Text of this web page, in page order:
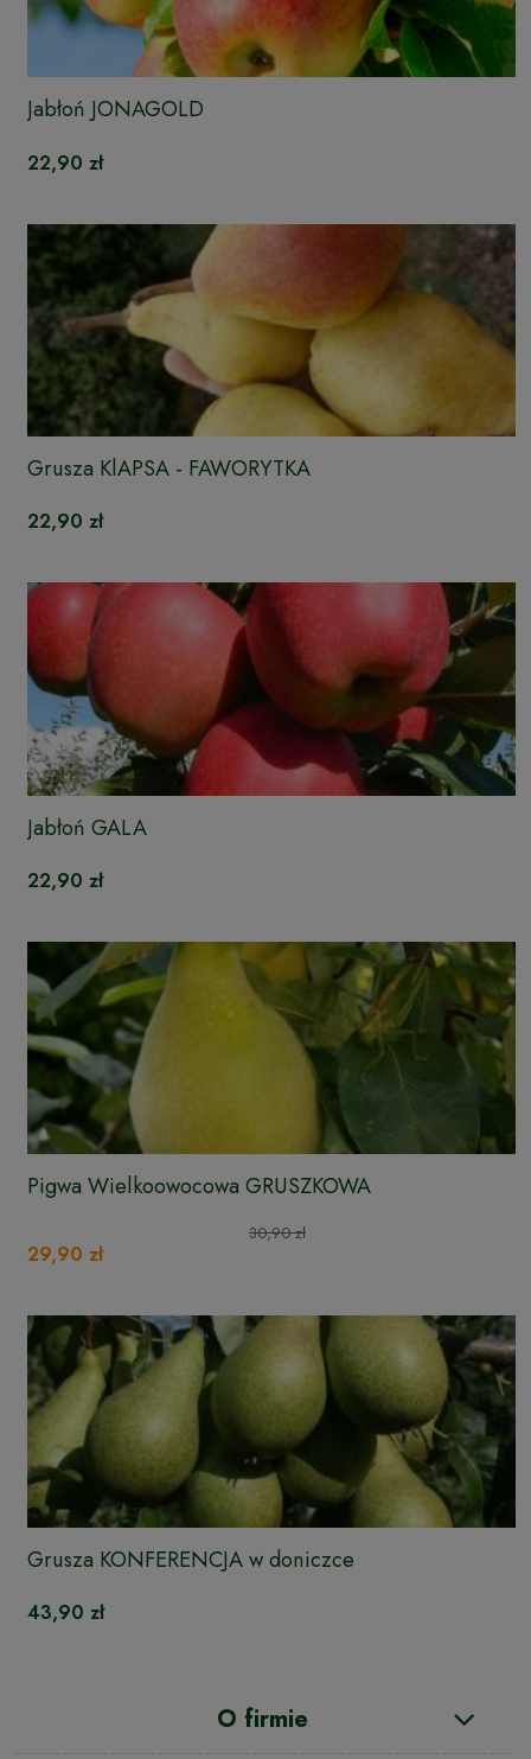
Jabłoń JONAGOLD
22,90 zł
Grusza KlAPSA - FAWORYTKA
22,90 zł
Jabłoń GALA
22,90 zł
Pigwa Wielkoowocowa GRUSZKOWA
30,90 zł
29,90 zł
Grusza KONFERENCJA w doniczce
43,90 zł
O firmie